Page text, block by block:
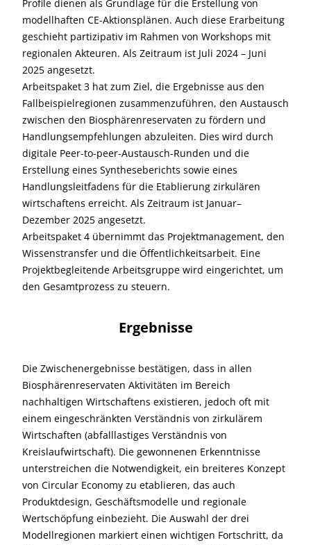
Profile dienen als Grundlage für die Erstellung von
modellhaften CE-Aktionsplänen. Auch diese Erarbeitung
geschieht partizipativ im Rahmen von Workshops mit
regionalen Akteuren. Als Zeitraum ist Juli 2024 – Juni
2025 angesetzt.
Arbeitspaket 3 hat zum Ziel, die Ergebnisse aus den
Fallbeispielregionen zusammenzuführen, den Austausch
zwischen den Biosphärenreservaten zu fördern und
Handlungsempfehlungen abzuleiten. Dies wird durch
digitale Peer-to-peer-Austausch-Runden und die
Erstellung eines Syntheseberichts sowie eines
Handlungsleitfadens für die Etablierung zirkulären
wirtschaftens erreicht. Als Zeitraum ist Januar–
Dezember 2025 angesetzt.
Arbeitspaket 4 übernimmt das Projektmanagement, den
Wissenstransfer und die Öffentlichkeitsarbeit. Eine
Projektbegleitende Arbeitsgruppe wird eingerichtet, um
den Gesamtprozess zu steuern.
Ergebnisse
Die Zwischenergebnisse bestätigen, dass in allen
Biosphärenreservaten Aktivitäten im Bereich
nachhaltigen Wirtschaftens existieren, jedoch oft mit
einem eingeschränkten Verständnis von zirkulärem
Wirtschaften (abfalllastiges Verständnis von
Kreislaufwirtschaft). Die gewonnenen Erkenntnisse
unterstreichen die Notwendigkeit, ein breiteres Konzept
von Circular Economy zu etablieren, das auch
Produktdesign, Geschäftsmodelle und regionale
Wertschöpfung einbezieht. Die Auswahl der drei
Modellregionen markiert einen wichtigen Fortschritt, da